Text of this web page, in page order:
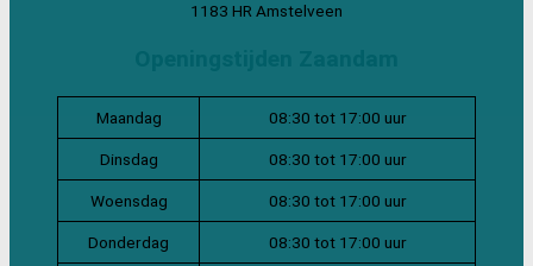
1183 HR Amstelveen
Maandag 08:30 tot 17:00 uur
Dinsdag 08:30 tot 17:00 uur
Woensdag 08:30 tot 17:00 uur
Donderdag 08:30 tot 17:00 uur